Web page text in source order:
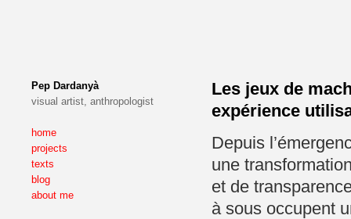
Pep Dardanyà
visual artist, anthropologist
home
projects
texts
blog
about me
Les jeux de
expérience
Depuis
une
et de
à sous occupent